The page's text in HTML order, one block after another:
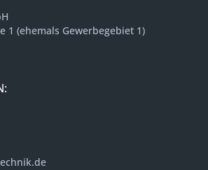
1 (ehemals Gewerbegebiet 1)